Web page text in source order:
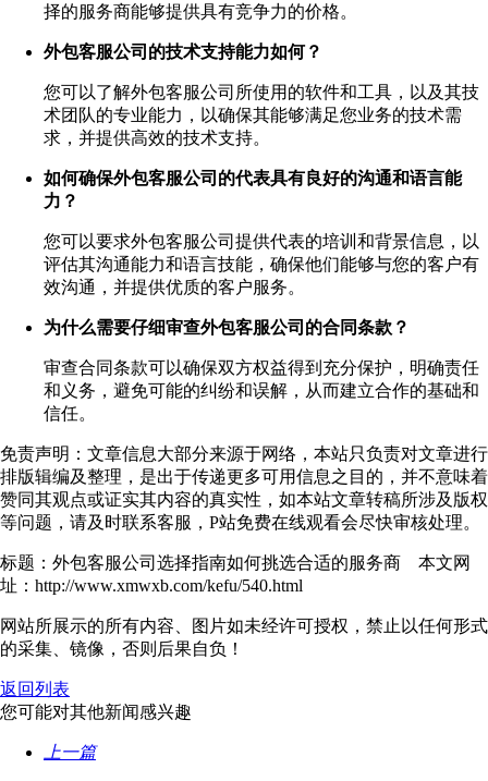
择的服务商能够提供具有竞争力的价格。
外包客服公司的技术支持能力如何？
您可以了解外包客服公司所使用的软件和工具，以及其技
术团队的专业能力，以确保其能够满足您业务的技术需
求，并提供高效的技术支持。
如何确保外包客服公司的代表具有良好的沟通和语言能
力？
您可以要求外包客服公司提供代表的培训和背景信息，以
评估其沟通能力和语言技能，确保他们能够与您的客户有
效沟通，并提供优质的客户服务。
为什么需要仔细审查外包客服公司的合同条款？
审查合同条款可以确保双方权益得到充分保护，明确责任
和义务，避免可能的纠纷和误解，从而建立合作的基础和
信任。
免责声明：文章信息大部分来源于网络，本站只负责对文章进行
排版辑编及整理，是出于传递更多可用信息之目的，并不意味着
赞同其观点或证实其内容的真实性，如本站文章转稿所涉及版权
等问题，请及时联系客服，P站免费在线观看会尽快审核处理。
标题：外包客服公司选择指南如何挑选合适的服务商 本文网
址：http://www.xmwxb.com/kefu/540.html
网站所展示的所有内容、图片如未经许可授权，禁止以任何形式
的采集、镜像，否则后果自负！
返回列表
您可能对其他新闻感兴趣
上一篇